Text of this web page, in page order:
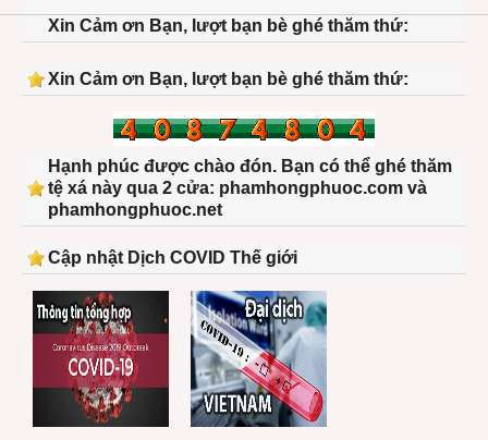
Xin Cảm ơn Bạn, lượt bạn bè ghé thăm thứ:
Xin Cảm ơn Bạn, lượt bạn bè ghé thăm thứ:
Hạnh phúc được chào đón. Bạn có thể ghé thăm
tệ xá này qua 2 cửa: phamhongphuoc.com và
phamhongphuoc.net
Cập nhật Dịch COVID Thế giới